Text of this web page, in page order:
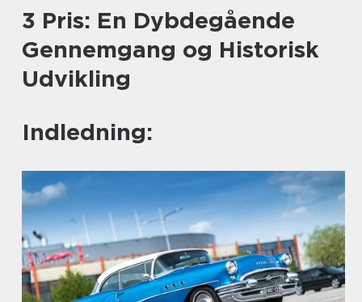
3 Pris: En Dybdegående
Gennemgang og Historisk
Udvikling
Indledning: